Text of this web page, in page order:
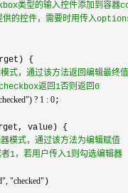
类型的输入控件添加到容
供的控件，需要时用传入
，通过该方法返回编辑最终值
返回1否则返回0
? 1 : 0
式，通过该方法为编辑赋值
1，若用户传入1则勾选编辑器
"checked"